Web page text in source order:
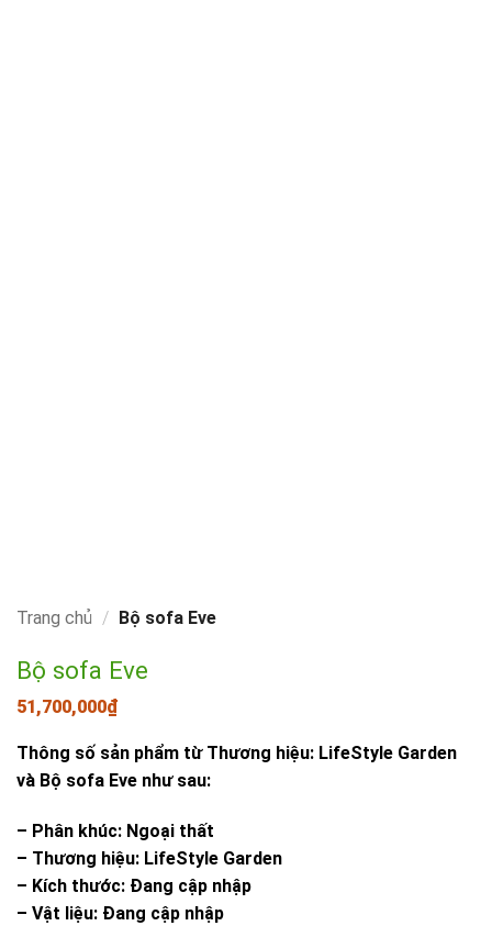
Trang chủ / Bộ sofa Eve
Bộ sofa Eve
51,700,000₫
Thông số sản phẩm từ Thương hiệu: LifeStyle Garden
và Bộ sofa Eve như sau:
– Phân khúc: Ngoại thất
– Thương hiệu: LifeStyle Garden
– Kích thước: Đang cập nhập
– Vật liệu: Đang cập nhập